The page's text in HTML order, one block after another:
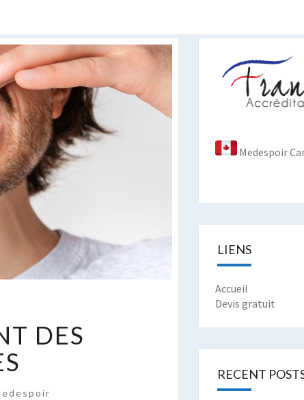
DES
Medespoir
LIENS
Accueil
Devis gratuit
RECENT